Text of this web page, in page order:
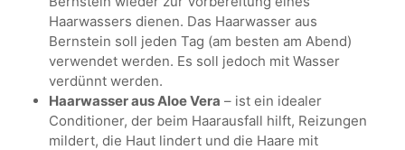
Haarwassers dienen. Das Haarwasser aus
Bernstein soll jeden Tag (am besten am Abend)
verwendet werden. Es soll jedoch mit Wasser
verdünnt werden.
Haarwasser aus Aloe Vera – ist ein idealer
Conditioner, der beim Haarausfall hilft, Reizungen
mildert, die Haut lindert und die Haare mit